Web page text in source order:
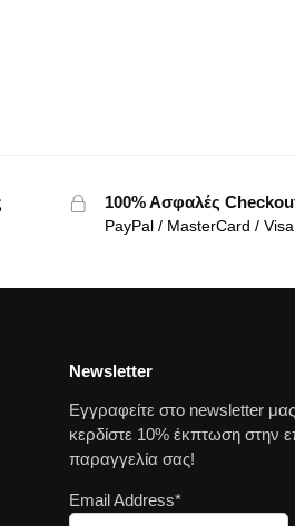
100% Ασφαλές
PayPal / MasterCard / Visa
Newsletter
Εγγραφείτε στο newsletter
κερδίστε 10% έκπτωση στην
παραγγελία σας!
Email Address*